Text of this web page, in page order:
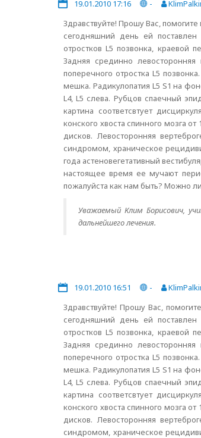
19.01.2010 17:16 -
Здравствуйте! Прошу Вас,
сегодняшний день ей поставлен
отростков L5 позвонка, краевой
Задняя срединно
поперечного отростка L5
мешка. Радикулопатия L5 S1 на
L4, L5 слева. Рубцов спаечный
картина соответсвтует
конского хвоста спинного мозга
дисков. Левосторонняя
синдромом, храническое
года астеновегетативный
настоящее время ее мучают
пожалуйста как нам быть? Можно
Уважаемый Клим Борисович,
дальнейшего лечения.
19.01.2010 16:51 -
Здравствуйте! Прошу Вас,
сегодняшний день ей поставлен
отростков L5 позвонка, краевой
Задняя срединно
поперечного отростка L5
мешка. Радикулопатия L5 S1 на
L4, L5 слева. Рубцов спаечный
картина соответсвтует
конского хвоста спинного мозга
дисков. Левосторонняя
синдромом, храническое